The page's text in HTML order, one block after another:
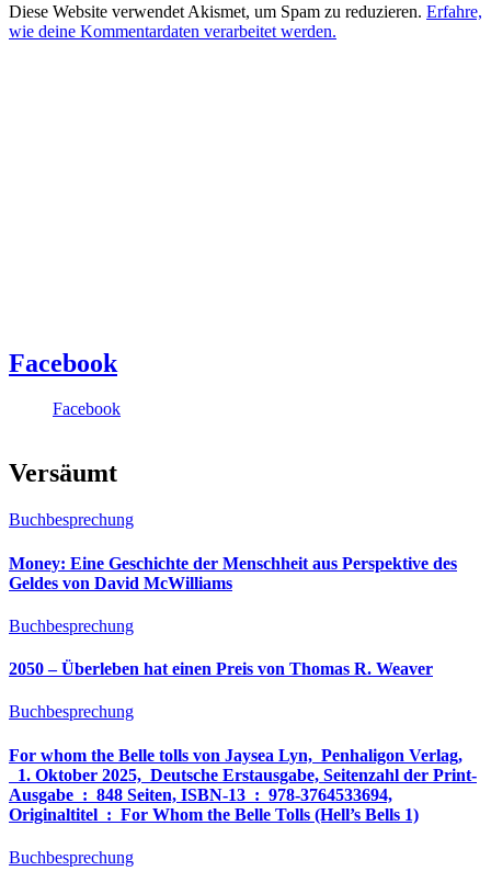
Diese Website verwendet Akismet, um Spam zu reduzieren. Erfahre,
wie deine Kommentardaten verarbeitet werden.
Facebook
Facebook
Versäumt
Buchbesprechung
Money: Eine Geschichte der Menschheit aus Perspektive des
Geldes von David McWilliams
Buchbesprechung
2050 – Überleben hat einen Preis von Thomas R. Weaver
Buchbesprechung
For whom the Belle tolls von Jaysea Lyn, ‎ Penhaligon Verlag,
‎ 1. Oktober 2025, ‎ Deutsche Erstausgabe, Seitenzahl der Print-
Ausgabe ‏ : ‎ 848 Seiten, ISBN-13 ‏ : ‎ 978-3764533694,
Originaltitel ‏ : ‎ For Whom the Belle Tolls (Hell’s Bells 1)
Buchbesprechung